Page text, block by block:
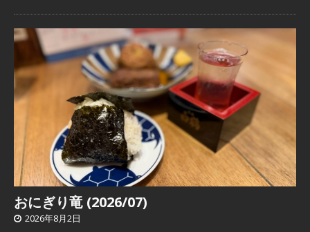
おにぎり竜 (2026/07)
2026年8月2日